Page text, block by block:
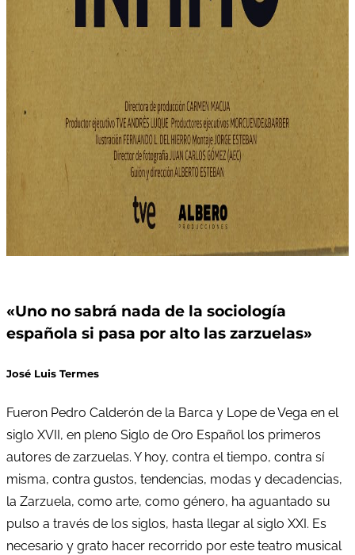
«Uno no sabrá nada de la sociología
española si pasa por alto las zarzuelas»
José Luis Termes
Fueron Pedro Calderón de la Barca y Lope de Vega en el
siglo XVII, en pleno Siglo de Oro Español los primeros
autores de zarzuelas. Y hoy, contra el tiempo, contra sí
misma, contra gustos, tendencias, modas y decadencias,
la Zarzuela, como arte, como género, ha aguantado su
pulso a través de los siglos, hasta llegar al siglo XXI. Es
necesario y grato hacer recorrido por este teatro musical